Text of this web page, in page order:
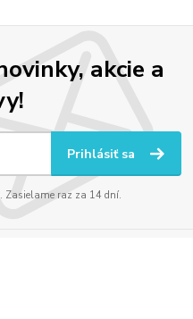
akcie a
Prihlásiť sa
Zasielame raz za 14 dní.